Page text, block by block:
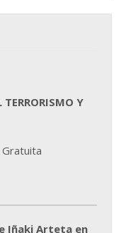
TERRORISMO Y
Gratuita
Iñaki Arteta en